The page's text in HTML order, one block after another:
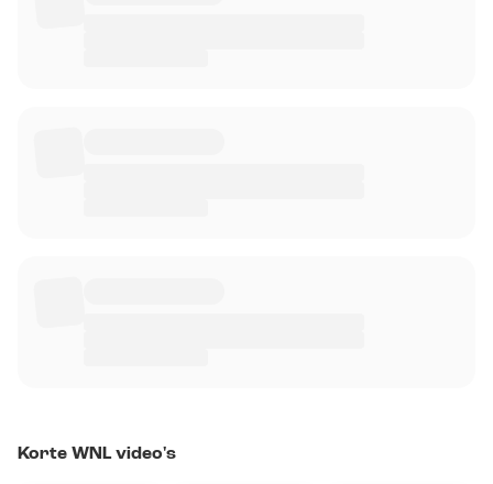
Korte WNL video's